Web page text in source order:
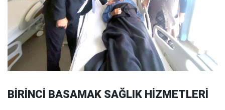
BİRİNCİ BASAMAK SAĞLIK HİZMETLERİ